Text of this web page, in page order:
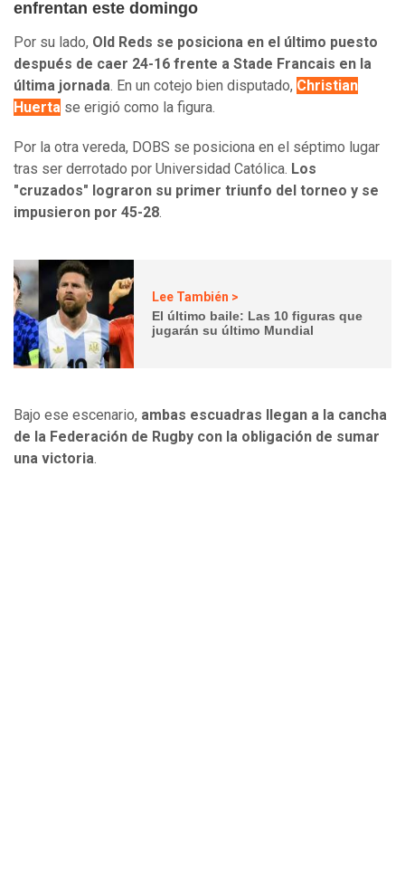
enfrentan este domingo
Por su lado, Old Reds se posiciona en el último puesto
después de caer 24-16 frente a Stade Francais en la
última jornada . En un cotejo bien disputado, Christian
Huerta se erigió como la figura.
Por la otra vereda, DOBS se posiciona en el séptimo lugar
tras ser derrotado por Universidad Católica. Los
"cruzados" lograron su primer triunfo del torneo y se
impusieron por 45-28
Lee También >
El último baile: Las 10 figuras que
jugarán su último Mundial
Bajo ese escenario, ambas escuadras llegan a la cancha
de la Federación de Rugby con la obligación de sumar
una victoria